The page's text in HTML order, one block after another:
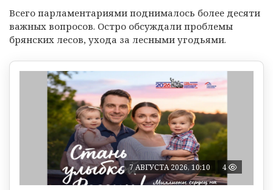
Всего парламентариями поднималось более десяти
важных вопросов. Остро обсуждали проблемы
брянских лесов, ухода за лесными угодьями.
7 АВГУСТА 2026, 10:10 4